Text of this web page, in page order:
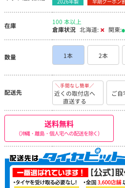
変わらず、路面状況の区別が付きにく
要改善希望。 あとは、耐摩耗性とゴ
が、30年、色々なスタッドレスを使っ
ら、私の使い方では3～4シーズンはい
「スタッドレスは国産以外ダメ」私は
ました。使えばわかります。 ただし
ト路面が多い地域の方や、ドライ路
お勧めしません。 もし将来「AW-2(？)
た欠点を解消したら、完璧に近いスタ
は、今後もナンカンスタッドレスをリ
せ、国産トップブランド製品の半額
性能と安心感ですから。 おかげさま
の冬の道を運転しています。
在庫
100 本以上
倉庫状況 北海道: 関東:
数量 1本 2本
配送先
＼手間なし簡単／
近くの取付店へ
直送する
ご自
送料無料
（沖縄・離島・個人宅への配送を除く）